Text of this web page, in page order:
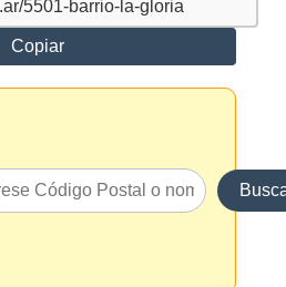
Copiar